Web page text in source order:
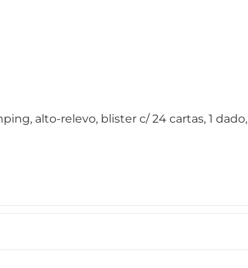
alto-relevo, blister c/ 24 cartas, 1 dado,